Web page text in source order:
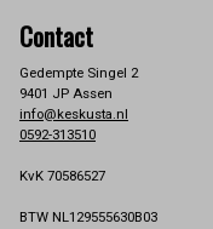
Contact
Gedempte Singel 2
9401 JP Assen
info@keskusta.nl
0592-313510
KvK 70586527
BTW NL129555630B03